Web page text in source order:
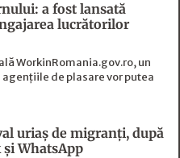
a fost lansată
lucrătorilor
WorkinRomania.gov.ro, un
de plasare vor putea
uriaș de migranți, după
WhatsApp